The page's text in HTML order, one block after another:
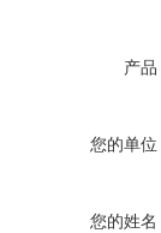
产品
您的单位
您的姓名